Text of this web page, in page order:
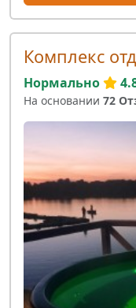
Комплекс
Нормально
На основании 72